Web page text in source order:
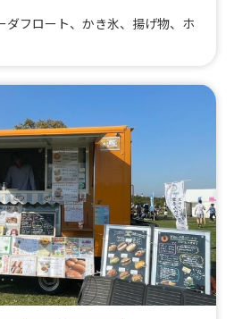
ダフロート、かき氷、揚げ物、ホ